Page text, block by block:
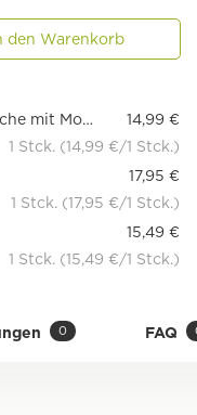
den Warenkorb
Dieser Artikel: goki Ziehtier Drache mit Motorikschleife
14,99 €
1 Stck. (14,99 €/1 Stck.)
17,95 €
1 Stck. (17,95 €/1 Stck.)
15,49 €
1 Stck. (15,49 €/1 Stck.)
0 FAQ